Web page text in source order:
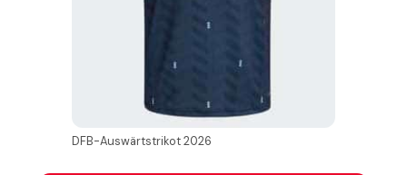
DFB-Auswärtstrikot 2026